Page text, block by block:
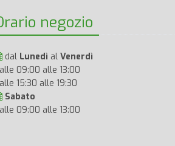
negozio
dal Lunedì al Venerdì
09:00 alle 13:00
15:30 alle 19:30
Sabato
09:00 alle 13:00